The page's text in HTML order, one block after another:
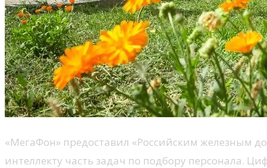
«МегаФон» предоставил «Российским железным
интеллекту часть задач по подбору персонала.